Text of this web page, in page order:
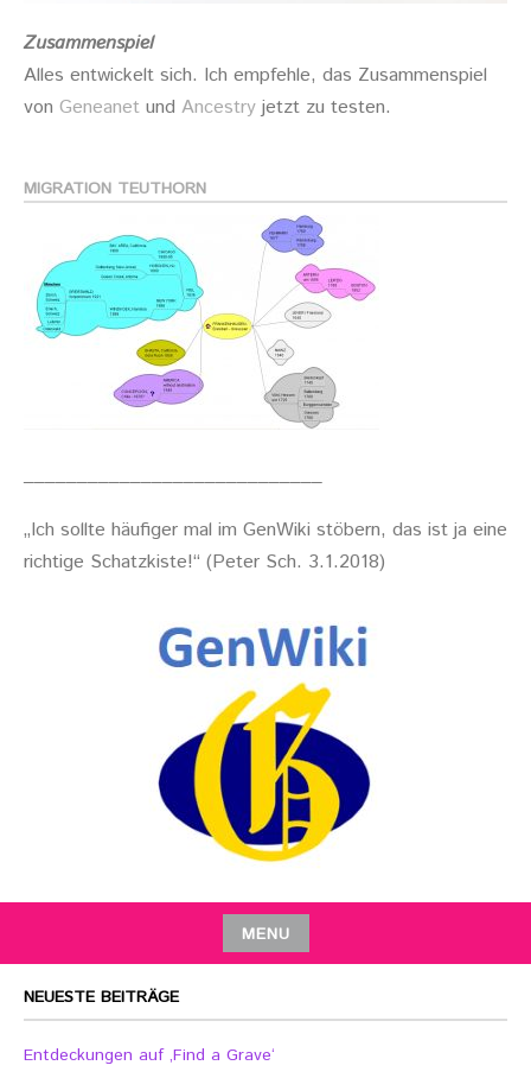
Zusammenspiel
Alles entwickelt sich. Ich empfehle, das Zusammenspiel
von Geneanet und Ancestry jetzt zu testen.
MIGRATION TEUTHORN
„Ich sollte häufiger mal im GenWiki stöbern, das ist ja eine
richtige Schatzkiste!“ (Peter Sch. 3.1.2018)
MENU
NEUESTE BEITRÄGE
Entdeckungen auf ‚Find a Grave‘